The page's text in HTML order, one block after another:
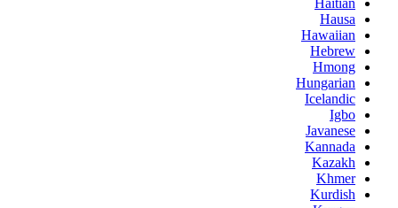
Hausa
Hawaiian
Hebrew
Hmong
Hungarian
Icelandic
Igbo
Javanese
Kannada
Kazakh
Khmer
Kurdish